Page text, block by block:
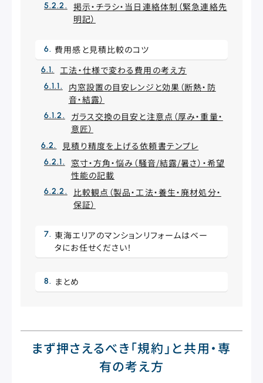
掲示・チラシ・当日連絡体制（緊急連絡先
明記）
費用感と見積比較のコツ
工法・仕様で変わる費用の考え方
内窓設置の目安レンジと効果（断熱・防
音・結露）
ガラス交換の目安と注意点（厚み・重量・
意匠）
見積り精度を上げる依頼書テンプレ
窓寸・方角・悩み（騒音/結露/暑さ）・希望
性能の記載
比較観点（製品・工法・養生・廃材処分・
保証）
東海エリアのマンションリフォームはベー
タにお任せください！
まとめ
まず押さえるべき「規約」と共用・専
有の考え方